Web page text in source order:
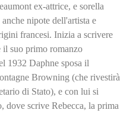
ex-attrice, e sorella
nipote dell'artista e
francesi. Inizia a scrivere
il suo primo romanzo
1932 Daphne sposa il
Browning (che rivestirà
di Stato), e con lui si
dove scrive Rebecca, la prima